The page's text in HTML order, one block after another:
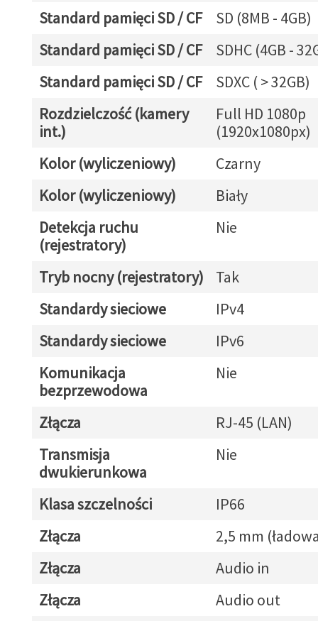
Standard pamięci SD / CF
SD (8MB - 4GB)
Standard pamięci SD / CF
SDHC (4GB -
Standard pamięci SD / CF
SDXC ( > 32GB)
Rozdzielczość (kamery
int.)
Full HD 1080p
(1920x1080px)
Kolor (wyliczeniowy)
Czarny
Kolor (wyliczeniowy)
Biały
Detekcja ruchu
(rejestratory)
Nie
Tryb nocny (rejestratory)
Tak
Standardy sieciowe
IPv4
Standardy sieciowe
IPv6
Komunikacja
bezprzewodowa
Nie
Złącza
RJ-45 (LAN)
Transmisja
dwukierunkowa
Nie
Klasa szczelności
IP66
Złącza
2,5 mm
Złącza
Audio in
Złącza
Audio out